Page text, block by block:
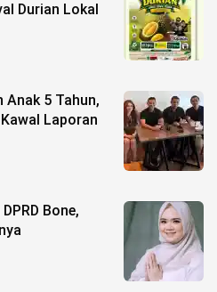
Durian Lokal
Anak 5 Tahun,
Laporan
Bone,